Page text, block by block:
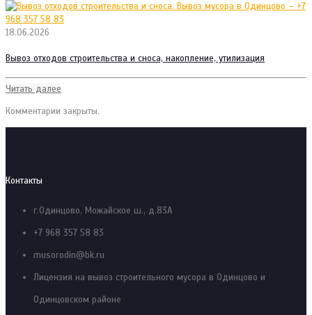
18.06.2026
Вывоз отходов строительства и сноса, накопление, утилизация
Читать далее
Комментарии закрыты.
Контакты
г.Одинцово, Можайское ш., д.83А
+7 968 357 58 83
musorodin@bk.ru
Лицензия на вывоз строительного мусора в Одинцово и
Одинцовском районе